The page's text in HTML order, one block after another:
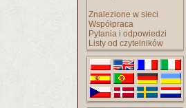
Znalezione w sieci
Współpraca
Pytania i odpowiedzi
Listy od czytelników